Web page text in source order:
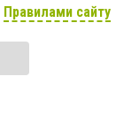
Правилами сайту